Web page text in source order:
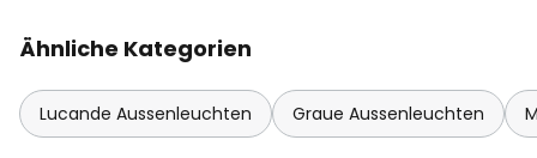
Ähnliche Kategorien
Lucande Aussenleuchten Graue Aussenleuchten